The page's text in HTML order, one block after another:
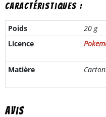
Caractéristiques :
Poids
20 g
Licence
Matière
Avis